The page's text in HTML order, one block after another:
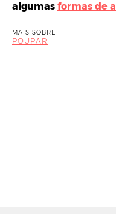
algumas formas de
MAIS SOBRE
POUPAR